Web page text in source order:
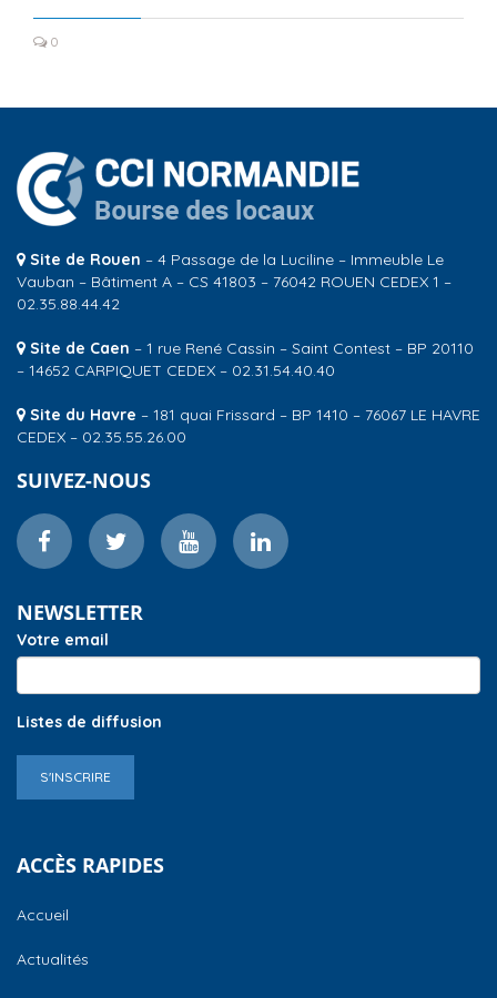
0
Site de Rouen – 4 Passage de la Luciline – Immeuble Le
Vauban – Bâtiment A – CS 41803 – 76042 ROUEN CEDEX 1 –
02.35.88.44.42
Site de Caen – 1 rue René Cassin – Saint Contest – BP 20110
– 14652 CARPIQUET CEDEX – 02.31.54.40.40
Site du Havre – 181 quai Frissard – BP 1410 – 76067 LE HAVRE
CEDEX – 02.35.55.26.00
SUIVEZ-NOUS
NEWSLETTER
Votre email
Listes de diffusion
S'INSCRIRE
ACCÈS RAPIDES
Accueil
Actualités